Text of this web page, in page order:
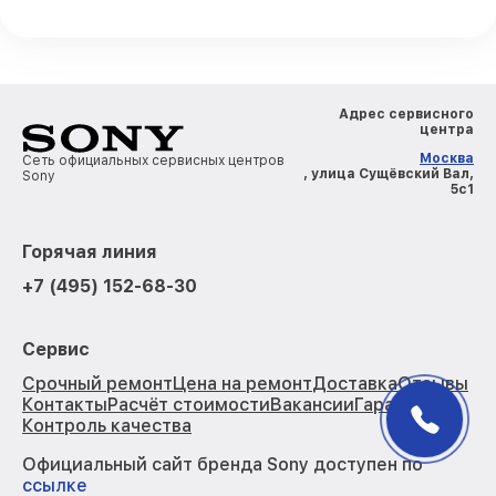
Сеть официальных сервисных центров
Sony
Адрес сервисного
центра
Москва
, улица Сущёвский Вал,
5с1
Горячая линия
+7 (495) 152-68-30
Сервис
Срочный ремонтЦена на ремонтДоставкаОтзывы
КонтактыРасчёт стоимостиВакансииГарантии
Контроль качества
Официальный сайт бренда Sony доступен по
ссылке